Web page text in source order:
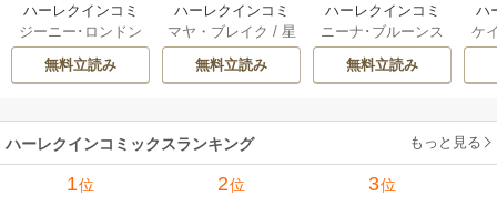
ハーレクインコミ
ックス セット 202
6年 vol.1064 1巻
ジーニー･ロンドン
橘花夜/ メアリ
ー･ライアンズ
ーガン/星合操/ア
ン･ウィール/ 津寺
里可子
無料立読み
ハーレクインコミ
ックス セット 202
6年 vol.1002 1巻
マヤ・ブレイク / 星
野正美/ ヘレン･ブ
ルックス/のわきね
ウェイ/一重夕子
無料立読み
ハーレクインコミ
ックス セット 202
6年 vol.1063 1巻
ニーナ･ブルーンス
おおつきちずる
レベッカ･ヨーク
ーディ/海野みつる
サラ･ウッド/流
水凛子
無料立読み
ハ
ッ
ケ
ザ
ハーレクインコミックスランキング もっと見る
1位 2位 3位